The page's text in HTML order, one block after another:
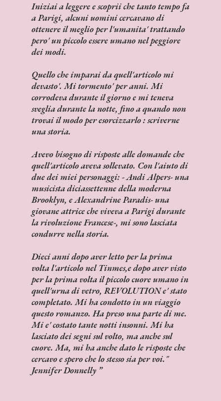
Iniziai a leggere e scoprii che tanto tempo fa
a Parigi, alcuni uomini cercavano di
ottenere il meglio per l'umanita' trattando
pero' un piccolo essere umano nel peggiore
dei modi.
Quello che imparai da quell'articolo mi
devasto'. Mi tormento' per anni. Mi
corrodeva durante il giorno e mi teneva
sveglia durante la notte, fino a quando non
trovai il modo per esorcizzarlo : scriverne
una storia.
Avevo bisogno di risposte alle domande che
quell'articolo aveva sollevato. Con l'aiuto di
due dei miei personaggi: - Andi Alpers- una
musicista diciassettenne della moderna
Brooklyn, e Alexandrine Paradis- una
giovane attrice che viveva a Parigi durante
la rivoluzione Francese-, mi sono lasciata
condurre nella storia.
Dieci anni dopo aver letto per la prima
volta l'articolo nel Tinmes,e dopo aver visto
per la prima volta il piccolo cuore umano in
quell'urna di vetro, REVOLUTION e' stato
completato. Mi ha condotto in un viaggio
questo romanzo. Ha preso una parte di me.
Mi e' costato tante notti insonni. Mi ha
lasciato dei segni sul volto, ma anche sul
cuore. Ma, mi ha anche dato le risposte che
cercavo e spero che lo stesso sia per voi."
Jennifer Donnelly